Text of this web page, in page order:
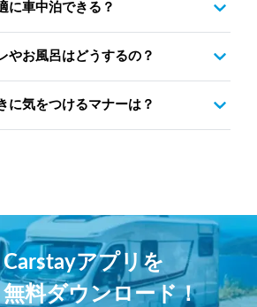
に車中泊できる？
やお風呂はどうするの？
に気をつけるマナーは？
Carstayアプリを
無料ダウンロード！